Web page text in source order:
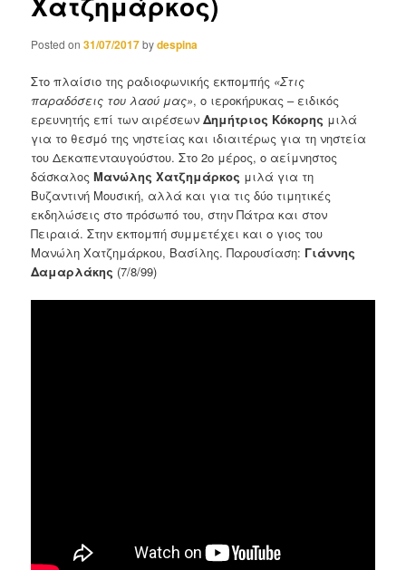
Posted on31/07/2017bydespina
Στο πλαίσιο της ραδιοφωνικής εκπομπής «Στις
παραδόσεις του λαού μας», ο ιεροκήρυκας – ειδικός
ερευνητής επί των αιρέσεωνΔημήτριος Κόκορης μιλά
για το θεσμό της νηστείας και ιδιαιτέρως για τη νηστεία
του Δεκαπενταυγούστου. Στο 2ο μέρος, ο αείμνηστος
δάσκαλοςΜανώλης Χατζημάρκος μιλά για τη
Βυζαντινή Μουσική, αλλά και για τις δύο τιμητικές
εκδηλώσεις στο πρόσωπό του, στην Πάτρα και στον
Πειραιά. Στην εκπομπή συμμετέχει και ο γιος του
Μανώλη Χατζημάρκου, Βασίλης. Παρουσίαση: Γιάννης
Δαμαρλάκης (7/8/99)